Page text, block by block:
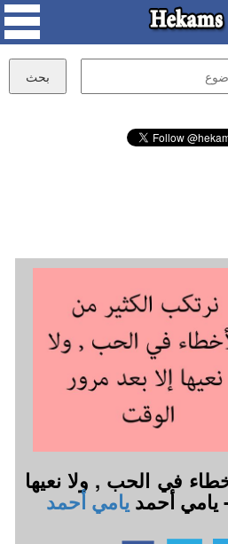
في الحب , ولا نعيها
يامي أحمد يامي أحمد